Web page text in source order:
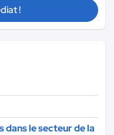
!
le secteur de la